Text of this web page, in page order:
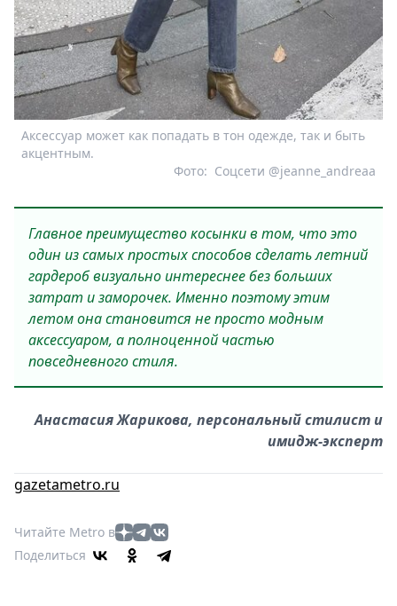
Аксессуар может как попадать в тон одежде, так и быть
акцентным.
Соцсети @jeanne_andreaa
Фото:
Главное преимущество косынки в том, что это
один из самых простых способов сделать летний
гардероб визуально интереснее без больших
затрат и заморочек. Именно поэтому этим
летом она становится не просто модным
аксессуаром, а полноценной частью
повседневного стиля.
Анастасия Жарикова, персональный стилист и
имидж-эксперт
gazetametro.ru
Читайте Metro в
Поделиться